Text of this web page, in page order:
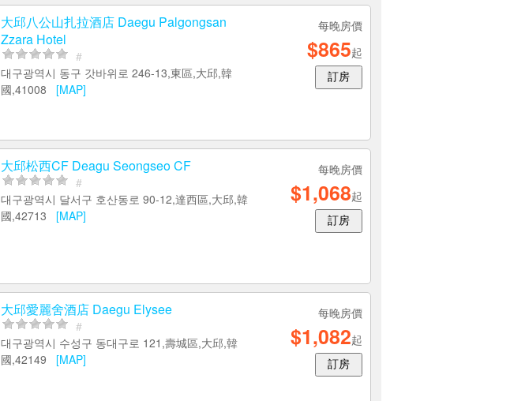
每晚房價
$865起
訂房
大邱八公山扎拉酒店 Daegu Palgongsan
Zzara Hotel
#
대구광역시 동구 갓바위로 246-13,東區,大邱,韓
國,41008 [MAP]
每晚房價
$1,068起
訂房
大邱松西CF Deagu Seongseo CF
#
대구광역시 달서구 호산동로 90-12,達西區,大邱,韓
國,42713 [MAP]
每晚房價
$1,082起
訂房
大邱愛麗舍酒店 Daegu Elysee
#
대구광역시 수성구 동대구로 121,壽城區,大邱,韓
國,42149 [MAP]